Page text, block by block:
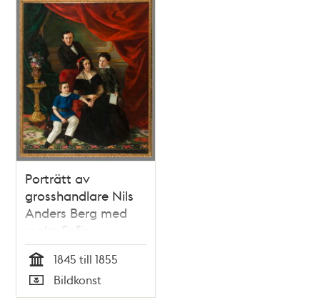
Porträtt av
grosshandlare Nils
Anders Berg med
maka Sofia
Petronella Unonius
och sönerna Emil
och Nils.
Tid
1845 till 1855
Typ
Bildkonst